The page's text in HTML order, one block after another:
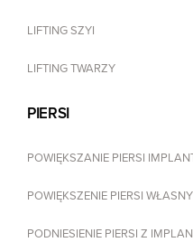
LIFTING SZYI
LIFTING TWARZY
PIERSI
POWIĘKSZANIE PIERSI
POWIĘKSZENIE PIERSI
PODNIESIENIE PIERSI Z